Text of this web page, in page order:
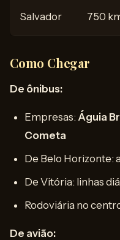
Salvador 750
Como Chegar
De ônibus:
Empresas: Águia
Cometa
De Belo Horizonte:
De Vitória: linhas
Rodoviária no
De avião: